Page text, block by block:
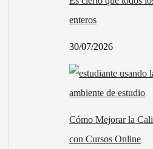
enteros
30/07/2026
Cómo Mejorar la
con Cursos Online